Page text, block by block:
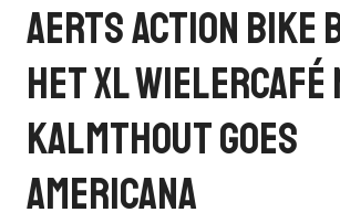
Aerts Action Bike
het XL Wielercafé
Kalmthout Goes
Americana